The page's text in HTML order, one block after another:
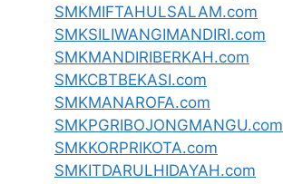
SMKMIFTAHULSALAM.com
SMKSILIWANGIMANDIRI.com
SMKMANDIRIBERKAH.com
SMKCBTBEKASI.com
SMKMANAROFA.com
SMKPGRIBOJONGMANGU.com
SMKKORPRIKOTA.com
SMKITDARULHIDAYAH.com